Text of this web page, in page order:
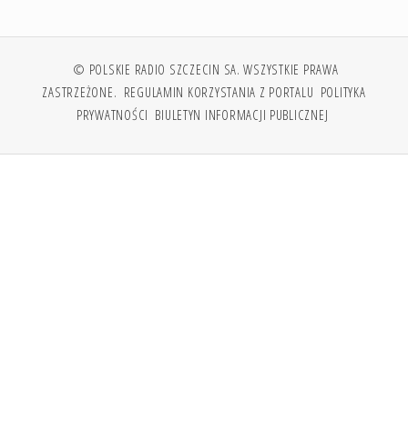
© POLSKIE RADIO SZCZECIN SA. WSZYSTKIE PRAWA
ZASTRZEŻONE. REGULAMIN KORZYSTANIA Z PORTALU POLITYKA
PRYWATNOŚCI BIULETYN INFORMACJI PUBLICZNEJ